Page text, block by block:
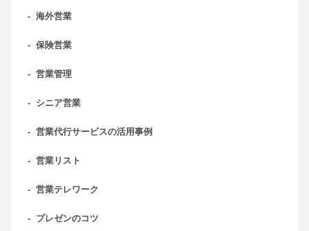
- 海外営業
- 保険営業
- 営業管理
- シニア営業
- 営業代行サービスの活用事例
- 営業リスト
- 営業テレワーク
- プレゼンのコツ